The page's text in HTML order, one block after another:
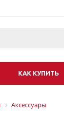
КАК КУПИТЬ
Аксессуары